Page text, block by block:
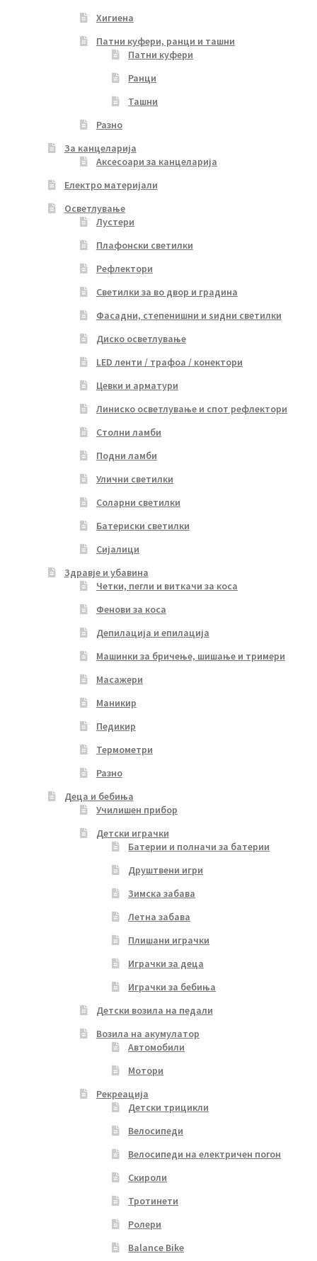
Хигиена
Патни куфери, ранци и ташни
Патни куфери
Ранци
Ташни
Разно
За канцеларија
Аксесоари за канцеларија
Електро материјали
Осветлување
Лустери
Плафонски светилки
Рефлектори
Светилки за во двор и градина
Фасадни, степенишни и ѕидни светилки
Диско осветлување
LED ленти / трафоа / конектори
Цевки и арматури
Линиско осветлување и спот рефлектори
Столни ламби
Подни ламби
Улични светилки
Соларни светилки
Батериски светилки
Сијалици
Здравје и убавина
Четки, пегли и виткачи за коса
Фенови за коса
Депилација и епилација
Машинки за бричење, шишање и тримери
Масажери
Маникир
Педикир
Термометри
Разно
Деца и бебиња
Училишен прибор
Детски играчки
Батерии и полначи за батерии
Друштвени игри
Зимска забава
Летна забава
Плишани играчки
Играчки за деца
Играчки за бебиња
Детски возила на педали
Возила на акумулатор
Автомобили
Мотори
Рекреација
Детски трицикли
Велосипеди
Велосипеди на електричен погон
Скироли
Тротинети
Ролери
Balance Bike